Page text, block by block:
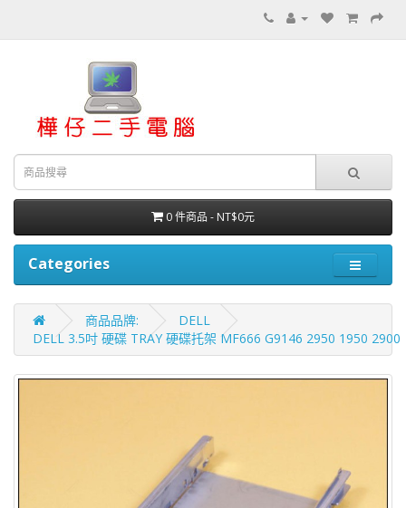
0 件商品 - NT$0元
Categories
商品品牌:
DELL
DELL 3.5吋 硬碟 TRAY 硬碟托架 MF666 G9146 2950 1950 2900